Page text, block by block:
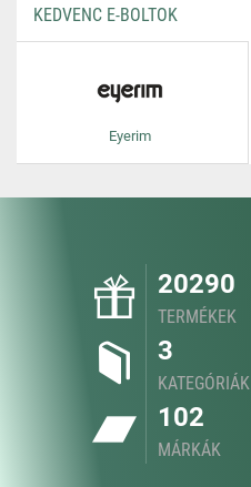
KEDVENC E-BOLTOK
Eyerim
20290
TERMÉKEK
3
KATEGÓRIÁK
102
MÁRKÁK